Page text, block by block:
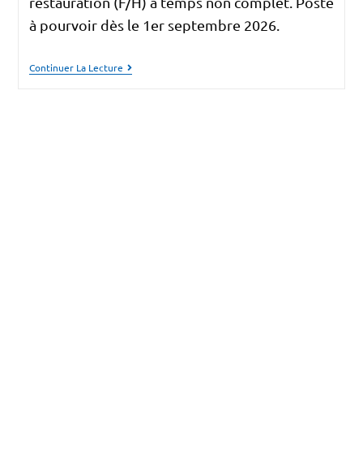
à pourvoir dès le 1er septembre 2026.
Continuer La Lecture